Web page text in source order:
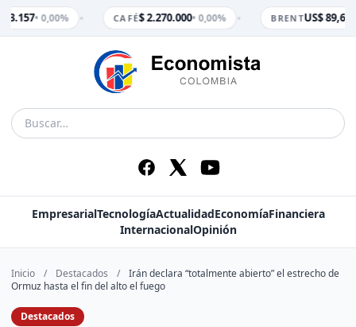
3.157• 0,00% CAFÉ$ 2.270.000• 0,00% BRENTUS$ 89,65
EmpresarialTecnologíaActualidadEconomíaFinanciera
InternacionalOpinión
Inicio / Destacados /
Irán declara “totalmente abierto” el estrecho de
Ormuz hasta el fin del alto el fuego
Destacados